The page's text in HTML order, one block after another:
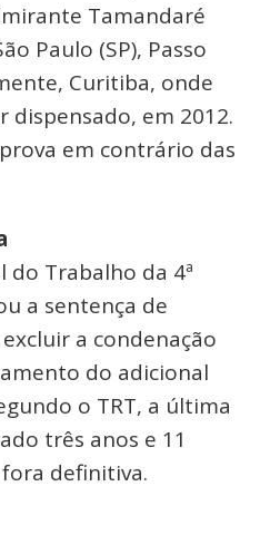
Tamandaré
Paulo (SP), Passo
Curitiba, onde
dispensado, em 2012.
em contrário das
do Trabalho da 4ª
a sentença de
a condenação
do adicional
o TRT, a última
três anos e 11
definitiva.